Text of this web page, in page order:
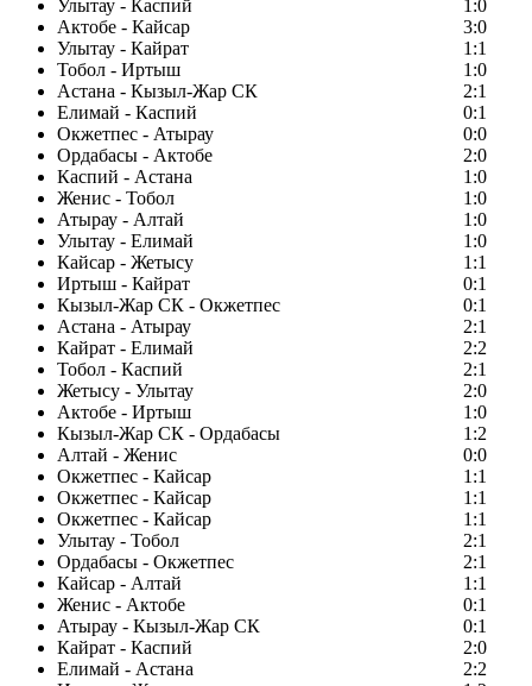
Улытау - Каспий
1:0
Актобе - Кайсар
3:0
Улытау - Кайрат
1:1
Тобол - Иртыш
1:0
Астана - Кызыл-Жар СК
2:1
Елимай - Каспий
0:1
Окжетпес - Атырау
0:0
Ордабасы - Актобе
2:0
Каспий - Астана
1:0
Женис - Тобол
1:0
Атырау - Алтай
1:0
Улытау - Елимай
1:0
Кайсар - Жетысу
1:1
Иртыш - Кайрат
0:1
Кызыл-Жар СК - Окжетпес
0:1
Астана - Атырау
2:1
Кайрат - Елимай
2:2
Тобол - Каспий
2:1
Жетысу - Улытау
2:0
Актобе - Иртыш
1:0
Кызыл-Жар СК - Ордабасы
1:2
Алтай - Женис
0:0
Окжетпес - Кайсар
1:1
Окжетпес - Кайсар
1:1
Окжетпес - Кайсар
1:1
Улытау - Тобол
2:1
Ордабасы - Окжетпес
2:1
Кайсар - Алтай
1:1
Женис - Актобе
0:1
Атырау - Кызыл-Жар СК
0:1
Кайрат - Каспий
2:0
Елимай - Астана
2:2